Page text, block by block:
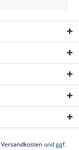
Versandkosten und ggf.